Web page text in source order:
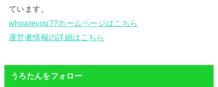
ています。
whoareyou??ホームページはこちら
運営者情報の詳細はこちら
うろたんをフォロー